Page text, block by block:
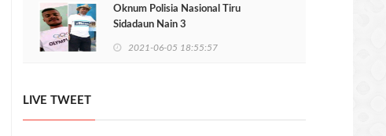
Oknum Polisia Nasional Tiru
Sidadaun Nain 3
2021-06-05 18:55:57
LIVE TWEET